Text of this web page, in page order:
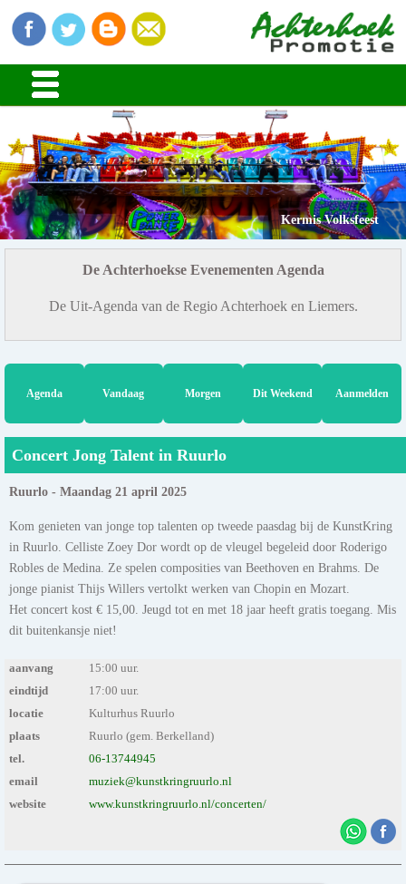
Kermis Volksfeest
De Achterhoekse Evenementen Agenda
De Uit-Agenda van de Regio Achterhoek en Liemers.
Agenda Vandaag Morgen Dit Weekend Aanmelden
Concert Jong Talent in Ruurlo
Ruurlo - Maandag 21 april 2025
Kom genieten van jonge top talenten op tweede paasdag bij de KunstKring
in Ruurlo. Celliste Zoey Dor wordt op de vleugel begeleid door Roderigo
Robles de Medina. Ze spelen composities van Beethoven en Brahms. De
jonge pianist Thijs Willers vertolkt werken van Chopin en Mozart.
Het concert kost € 15,00. Jeugd tot en met 18 jaar heeft gratis toegang. Mis
dit buitenkansje niet!
aanvang
15:00 uur.
eindtijd
17:00 uur.
locatie
Kulturhus Ruurlo
plaats
Ruurlo (gem. Berkelland)
tel.
06-13744945
email
muziek@kunstkringruurlo.nl
website
www.kunstkringruurlo.nl/concerten/